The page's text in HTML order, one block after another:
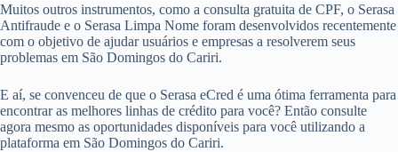
Muitos outros instrumentos, como a consulta gratuita de CPF, o Serasa
Antifraude e o Serasa Limpa Nome foram desenvolvidos recentemente
com o objetivo de ajudar usuários e empresas a resolverem seus
problemas em São Domingos do Cariri.
E aí, se convenceu de que o Serasa eCred é uma ótima ferramenta para
encontrar as melhores linhas de crédito para você? Então consulte
agora mesmo as oportunidades disponíveis para você utilizando a
plataforma em São Domingos do Cariri.